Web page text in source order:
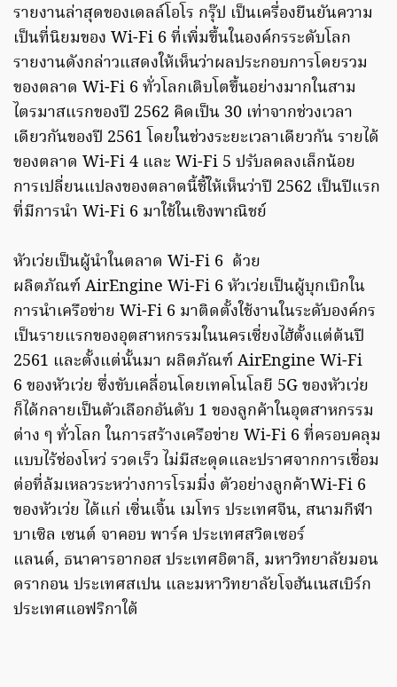
รายงานล่าสุดของเดลล์โอโร กรุ๊ป เป็นเครื่องยืนยันความ
เป็นที่นิยมของ Wi-Fi 6 ที่เพิ่มขึ้นในองค์กรระดับโลก
รายงานดังกล่าวแสดงให้เห็นว่าผลประกอบการโดยรวม
ของตลาด Wi-Fi 6 ทั่วโลกเติบโตขึ้นอย่างมากในสาม
ไตรมาสแรกของปี 2562 คิดเป็น 30 เท่าจากช่วงเวลา
เดียวกันของปี 2561 โดยในช่วงระยะเวลาเดียวกัน รายได้
ของตลาด Wi-Fi 4 และ Wi-Fi 5 ปรับลดลงเล็กน้อย
การเปลี่ยนแปลงของตลาดนี้ชี้ให้เห็นว่าปี 2562 เป็นปีแรก
ที่มีการนำ Wi-Fi 6 มาใช้ในเชิงพาณิชย์
หัวเว่ยเป็นผู้นำในตลาด Wi-Fi 6 ด้วย
ผลิตภัณฑ์ AirEngine Wi-Fi 6 หัวเว่ยเป็นผู้บุกเบิกใน
การนำเครือข่าย Wi-Fi 6 มาติดตั้งใช้งานในระดับองค์กร
เป็นรายแรกของอุตสาหกรรมในนครเซี่ยงไฮ้ตั้งแต่ต้นปี
2561 และตั้งแต่นั้นมา ผลิตภัณฑ์ AirEngine Wi-Fi
6 ของหัวเว่ย ซึ่งขับเคลื่อนโดยเทคโนโลยี 5G ของหัวเว่ย
ก็ได้กลายเป็นตัวเลือกอันดับ 1 ของลูกค้าในอุตสาหกรรม
ต่าง ๆ ทั่วโลก ในการสร้างเครือข่าย Wi-Fi 6 ที่ครอบคลุม
แบบไร้ช่องโหว่ รวดเร็ว ไม่มีสะดุดและปราศจากการเชื่อม
ต่อที่ล้มเหลวระหว่างการโรมมิ่ง ตัวอย่างลูกค้าWi-Fi 6
ของหัวเว่ย ได้แก่ เซิ่นเจิ้น เมโทร ประเทศจีน, สนามกีฬา
บาเซิล เซนต์ จาคอบ พาร์ค ประเทศสวิตเซอร์
แลนด์, ธนาคารอากอส ประเทศอิตาลี, มหาวิทยาลัยมอน
ดรากอน ประเทศสเปน และมหาวิทยาลัยโจฮันเนสเบิร์ก
ประเทศแอฟริกาใต้